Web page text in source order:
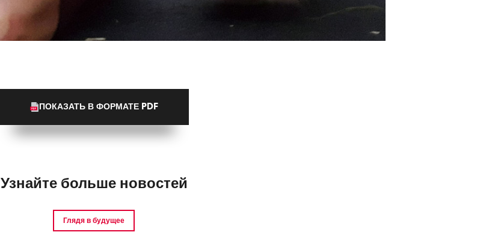
ПОКАЗАТЬ В ФОРМАТЕ PDF
Узнайте больше новостей
Глядя в будущее